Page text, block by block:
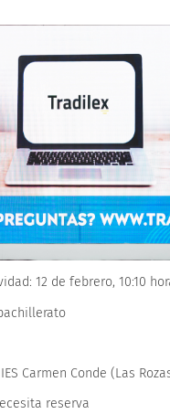
12 de febrero, 10:10
IES Carmen Conde (Las
reserva